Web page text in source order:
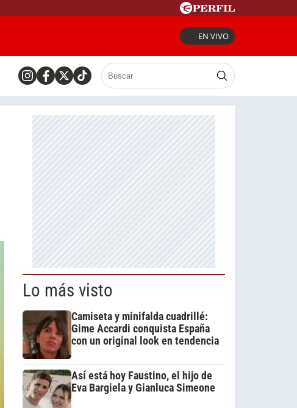
EN VIVO
Lo más visto
Camiseta y minifalda cuadrillé:
Gime Accardi conquista España
con un original look en tendencia
Así está hoy Faustino, el hijo de
Eva Bargiela y Gianluca Simeone